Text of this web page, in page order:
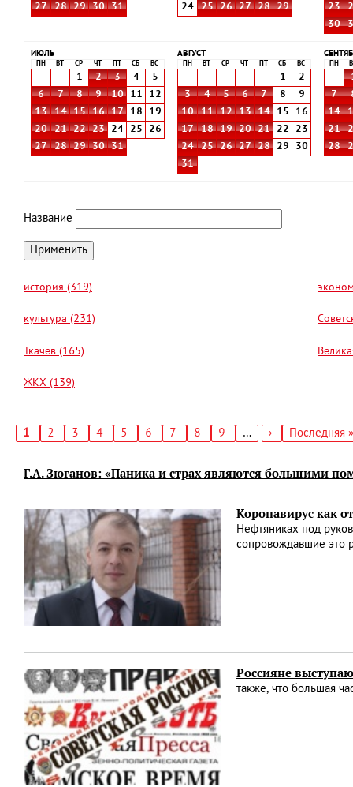
27
28 29 30 31
24
25 26 27 28 29
23
30
ИЮЛЬ
ПН ВТ СР ЧТ СБ ВС
1 2 3 4
5
6
7 8 9 10 11
12
13
14 15 16 17 18
19
20
21 22 23 24 25
26
27
28 29 30 31
АВГУСТ
ПН ВТ СР ЧТ СБ ВС
1
2
3
4 5 6 7 8
9
10
11 12 13 14 15
16
17
18 19 20 21 22
23
24
25 26 27 28 29
30
31
ПН
7
14
21
28
Название
история (319)
культура (231)
Ткачев (165)
ЖКХ (139)
Текущая
1 Страница
2 Страница
3 Страница
4 Страница
5 Страница
6 Страница
7 Страница
8 Страница
9 …
Следующая
›
Последняя
Последняя »
Г.А. Зюганов: «Паника и страх являются большими
Коронавирус как
Нефтяниках под
сопровождавшие это
Россияне
также, что большая